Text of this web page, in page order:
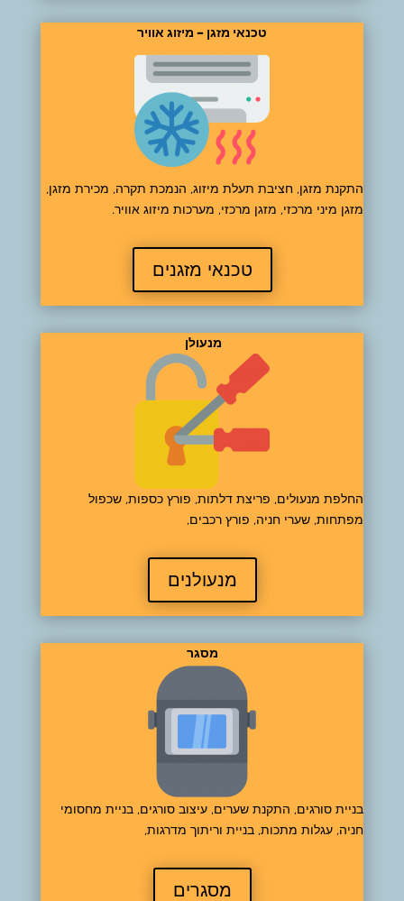
טכנאי מזגן – מיזוג אוויר
התקנת מזגן, חציבת תעלת מיזוג, הנמכת תקרה, מכירת מזגן,
מזגן מיני מרכזי, מזגן מרכזי, מערכות מיזוג אוויר.
טכנאי מזגנים
מנעולן
החלפת מנעולים, פריצת דלתות, פורץ כספות, שכפול
מפתחות, שערי חניה, פורץ רכבים,
מנעולנים
מסגר
בניית סורגים, התקנת שערים, עיצוב סורגים, בניית מחסומי
חניה, עגלות מתכות, בניית וריתוך מדרגות,
מסגרים